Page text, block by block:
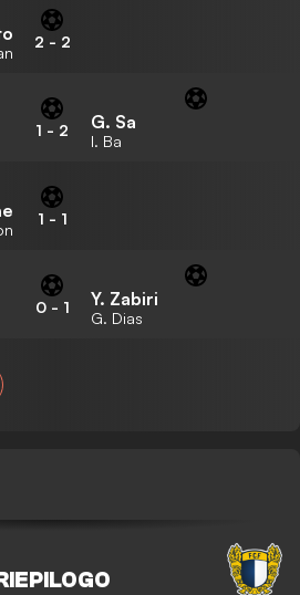
2 - 2
1 - 2 G. Sa
I. Ba
1 - 1
0- 1 Y. Zabiri
G. Dias